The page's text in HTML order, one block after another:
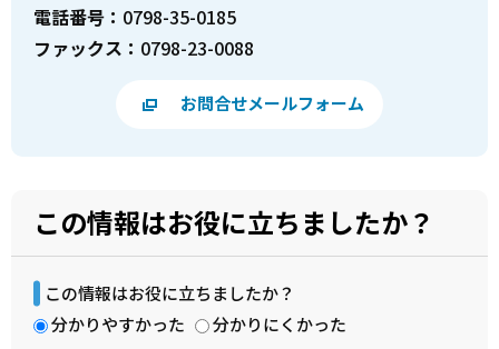
電話番号： 0798-35-0185
ファックス： 0798-23-0088
お問合せメールフォーム
この情報はお役に立ちましたか？
この情報はお役に立ちましたか？
分かりやすかった
分かりにくかった